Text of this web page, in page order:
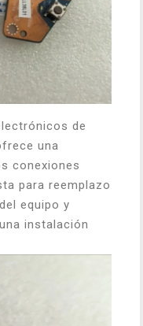
de
una
conexiones
para reemplazo
equipo y
instalación